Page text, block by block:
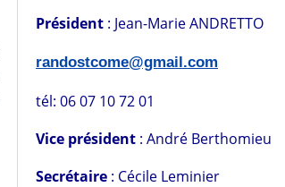
Président : Jean-Marie ANDRETTO
randostcome@gmail.com
tél: 06 07 10 72 01
Vice président : André Berthomieu
Secrétaire : Cécile Leminier